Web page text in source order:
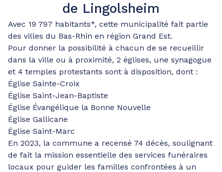
de Lingolsheim
Avec 19 797 habitants*, cette municipalité fait partie
des villes du Bas-Rhin en région Grand Est.
Pour donner la possibilité à chacun de se recueillir
dans la ville ou à proximité, 2 églises, une synagogue
et 4 temples protestants sont à disposition, dont :
Église Sainte-Croix
Église Saint-Jean-Baptiste
Église Évangélique la Bonne Nouvelle
Église Gallicane
Église Saint-Marc
En 2023, la commune a recensé 74 décès, soulignant
de fait la mission essentielle des services funéraires
locaux pour guider les familles confrontées à un